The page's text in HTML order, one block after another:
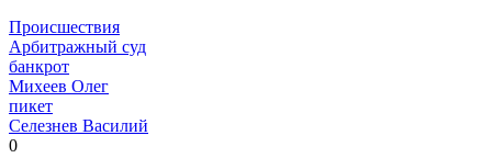
Происшествия
Арбитражный суд
банкрот
Михеев Олег
пикет
Селезнев Василий
0